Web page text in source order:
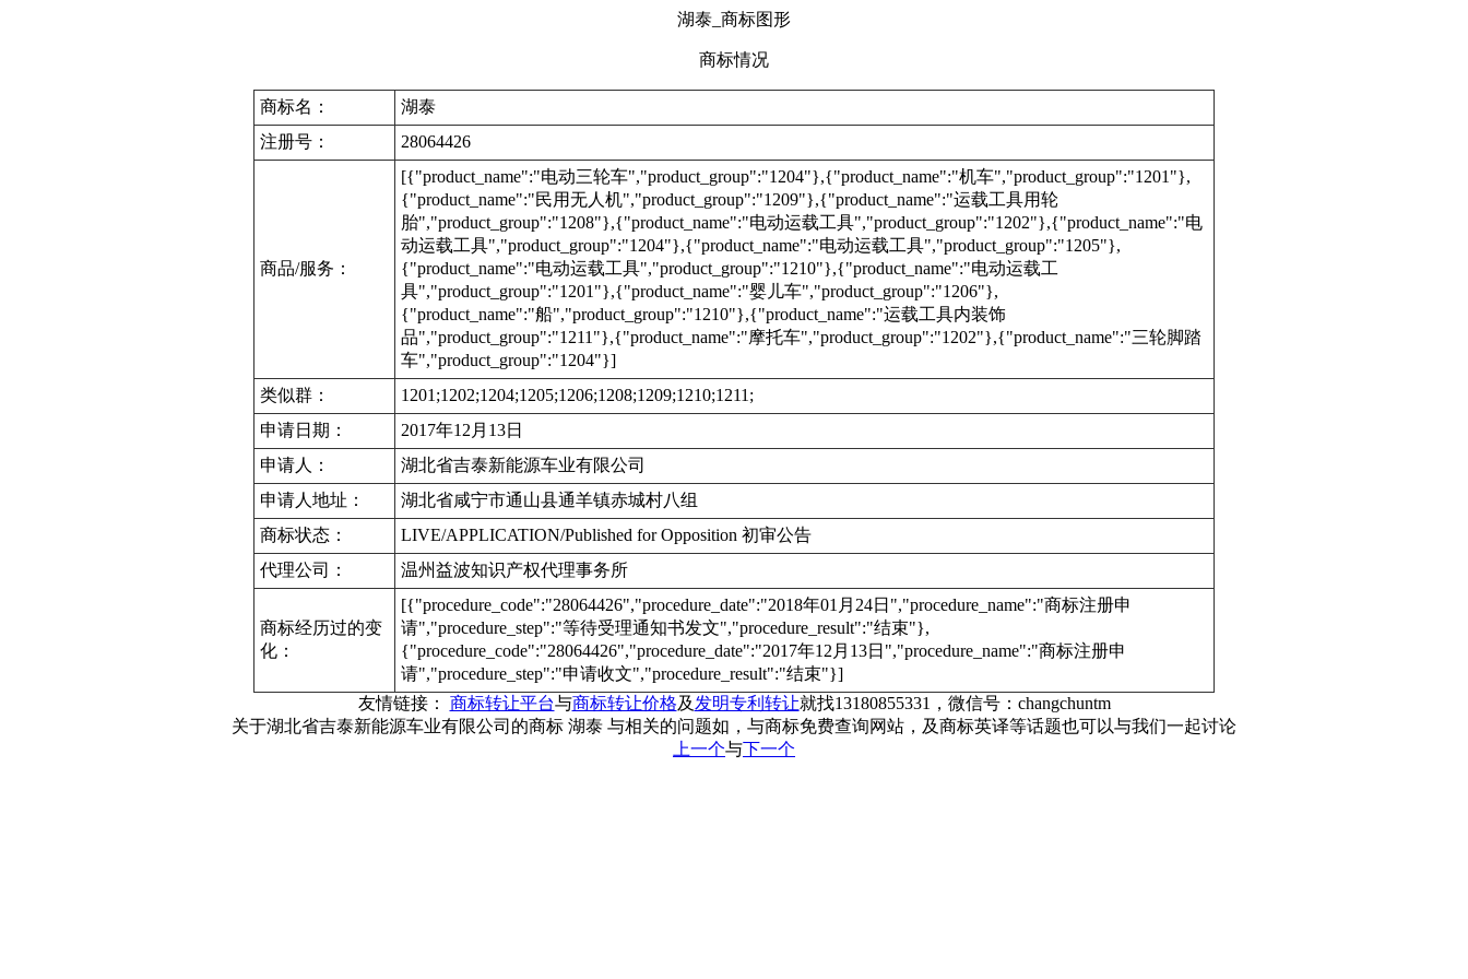
湖泰_商标图形
商标情况
商标名：
湖泰
注册号：
28064426
商品/服务：
[{"product_name":"电动三轮车","product_group":"1204"},{"product_name":"机车","product_group":"1201"},
{"product_name":"民用无人机","product_group":"1209"},{"product_name":"运载工具用轮
胎","product_group":"1208"},{"product_name":"电动运载工具","product_group":"1202"},{"product_name":"电
动运载工具","product_group":"1204"},{"product_name":"电动运载工具","product_group":"1205"},
{"product_name":"电动运载工具","product_group":"1210"},{"product_name":"电动运载工
具","product_group":"1201"},{"product_name":"婴儿车","product_group":"1206"},
{"product_name":"船","product_group":"1210"},{"product_name":"运载工具内装饰
品","product_group":"1211"},{"product_name":"摩托车","product_group":"1202"},{"product_name":"三轮脚踏
车","product_group":"1204"}]
类似群：
1201;1202;1204;1205;1206;1208;1209;1210;1211;
申请日期：
2017年12月13日
申请人：
湖北省吉泰新能源车业有限公司
申请人地址：
湖北省咸宁市通山县通羊镇赤城村八组
商标状态：
LIVE/APPLICATION/Published for Opposition 初审公告
代理公司：
温州益波知识产权代理事务所
商标经历过的变
化：
[{"procedure_code":"28064426","procedure_date":"2018年01月24日","procedure_name":"商标注册申
请","procedure_step":"等待受理通知书发文","procedure_result":"结束"},
{"procedure_code":"28064426","procedure_date":"2017年12月13日","procedure_name":"商标注册申
请","procedure_step":"申请收文","procedure_result":"结束"}]
友情链接： 商标转让平台与商标转让价格及 发明专利转让就找13180855331，微信号：changchuntm
关于湖北省吉泰新能源车业有限公司的商标 湖泰 与相关的问题如，与商标免费查询网站，及商标英译等话题也可以与我们一起讨论
上一个与下一个